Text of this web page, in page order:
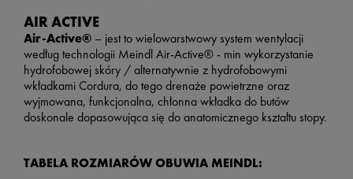
AIR ACTIVE
Air-Active® – jest to wielowarstwowy system wentylacji
według technologii Meindl Air-Active® - min wykorzystanie
hydrofobowej skóry / alternatywnie z hydrofobowymi
wkładkami Cordura, do tego drenaże powietrzne oraz
wyjmowana, funkcjonalna, chłonna wkładka do butów
doskonale dopasowująca się do anatomicznego kształtu stopy.
TABELA ROZMIARÓW OBUWIA MEINDL: